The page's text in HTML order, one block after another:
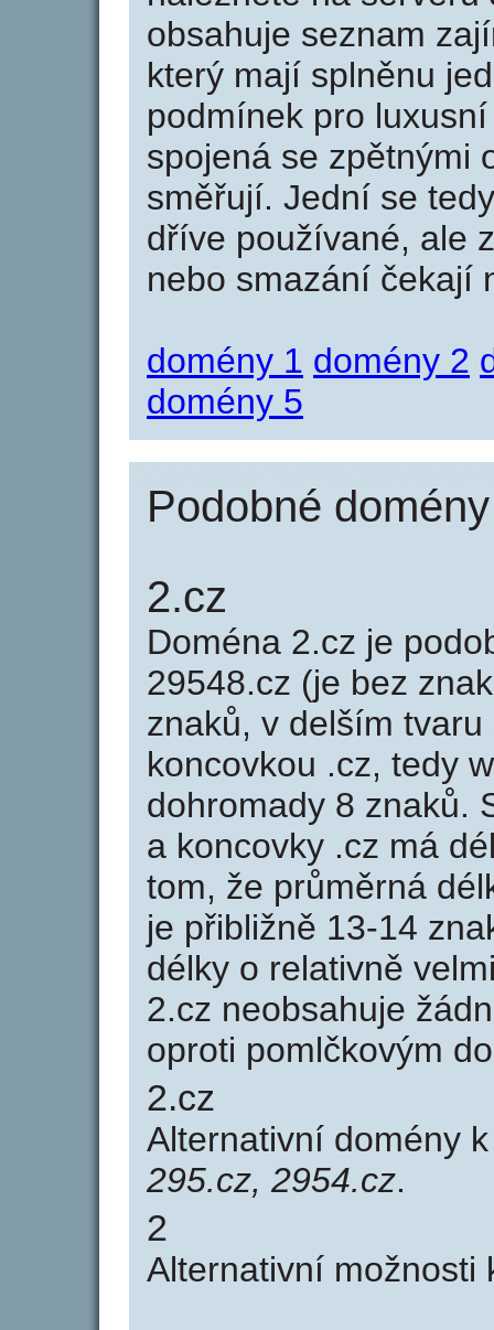
obsahuje seznam
který mají splněnu
podmínek pro
spojená se zpětnými
směřují. Jední se
dříve používané, ale
nebo smazání čekají
domény 1 domény 2
domény 5
Podobné
2.cz
Doména 2.cz je
29548.cz (je bez
znaků, v delším
koncovkou .cz, tedy
dohromady 8 znaků.
a koncovky .cz má
tom, že průměrná
je přibližně 13-14
délky o relativně
2.cz neobsahuje
oproti pomlčkovým
2.cz
Alternativní domény
295.cz, 2954.cz.
2
Alternativní možnosti